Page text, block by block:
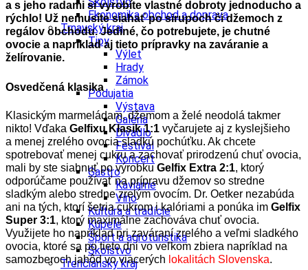
Ekonomika obchod a doprava
Trnavský kraj
Tipy
Výlet
Hrady
Zámok
Podujatia
Výstava
Galéria
Divadlo
Festival
Koncert
Gastro
Kaviarne
Víno
Kultúra a tradície
Kúpele
Šport a agroturistika
Školstvo
Trenčiansky kraj
a s jeho radami si vyrobíte vlastné dobroty jednoducho a
rýchlo! Už nemusíte siahať po sirupoch či džemoch z
regálov obchodu. Jediné, čo potrebujete, je chutné
ovocie a napríklad aj tieto prípravky na zaváranie a
želírovanie.
Osvedčená klasika
Klasickým marmeládam, džemom a želé neodolá takmer
nikto! Vďaka Gelfixu Klasik 1:1 vyčarujete aj z kyslejšieho
a menej zrelého ovocia sladkú pochúťku. Ak chcete
spotrebovať menej cukru a zachovať prirodzenú chuť ovocia,
mali by ste siahnuť po výrobkuGelfix Extra 2:1, ktorý
odporúčame používať na prípravu džemov so stredne
sladkým alebo stredne zrelým ovocím. Dr. Oetker nezabúda
ani na tých, ktorí šetria cukrom i kalóriami a ponúka im Gelfix
Super 3:1, ktorý maximálne zachováva chuť ovocia.
Využijete ho napríklad pri zaváraní zrelého a veľmi sladkého
ovocia, ktoré sa po tieto dni vo veľkom zbiera napríklad na
samozberoch jahôd vo viacerých lokalitách Slovenska.